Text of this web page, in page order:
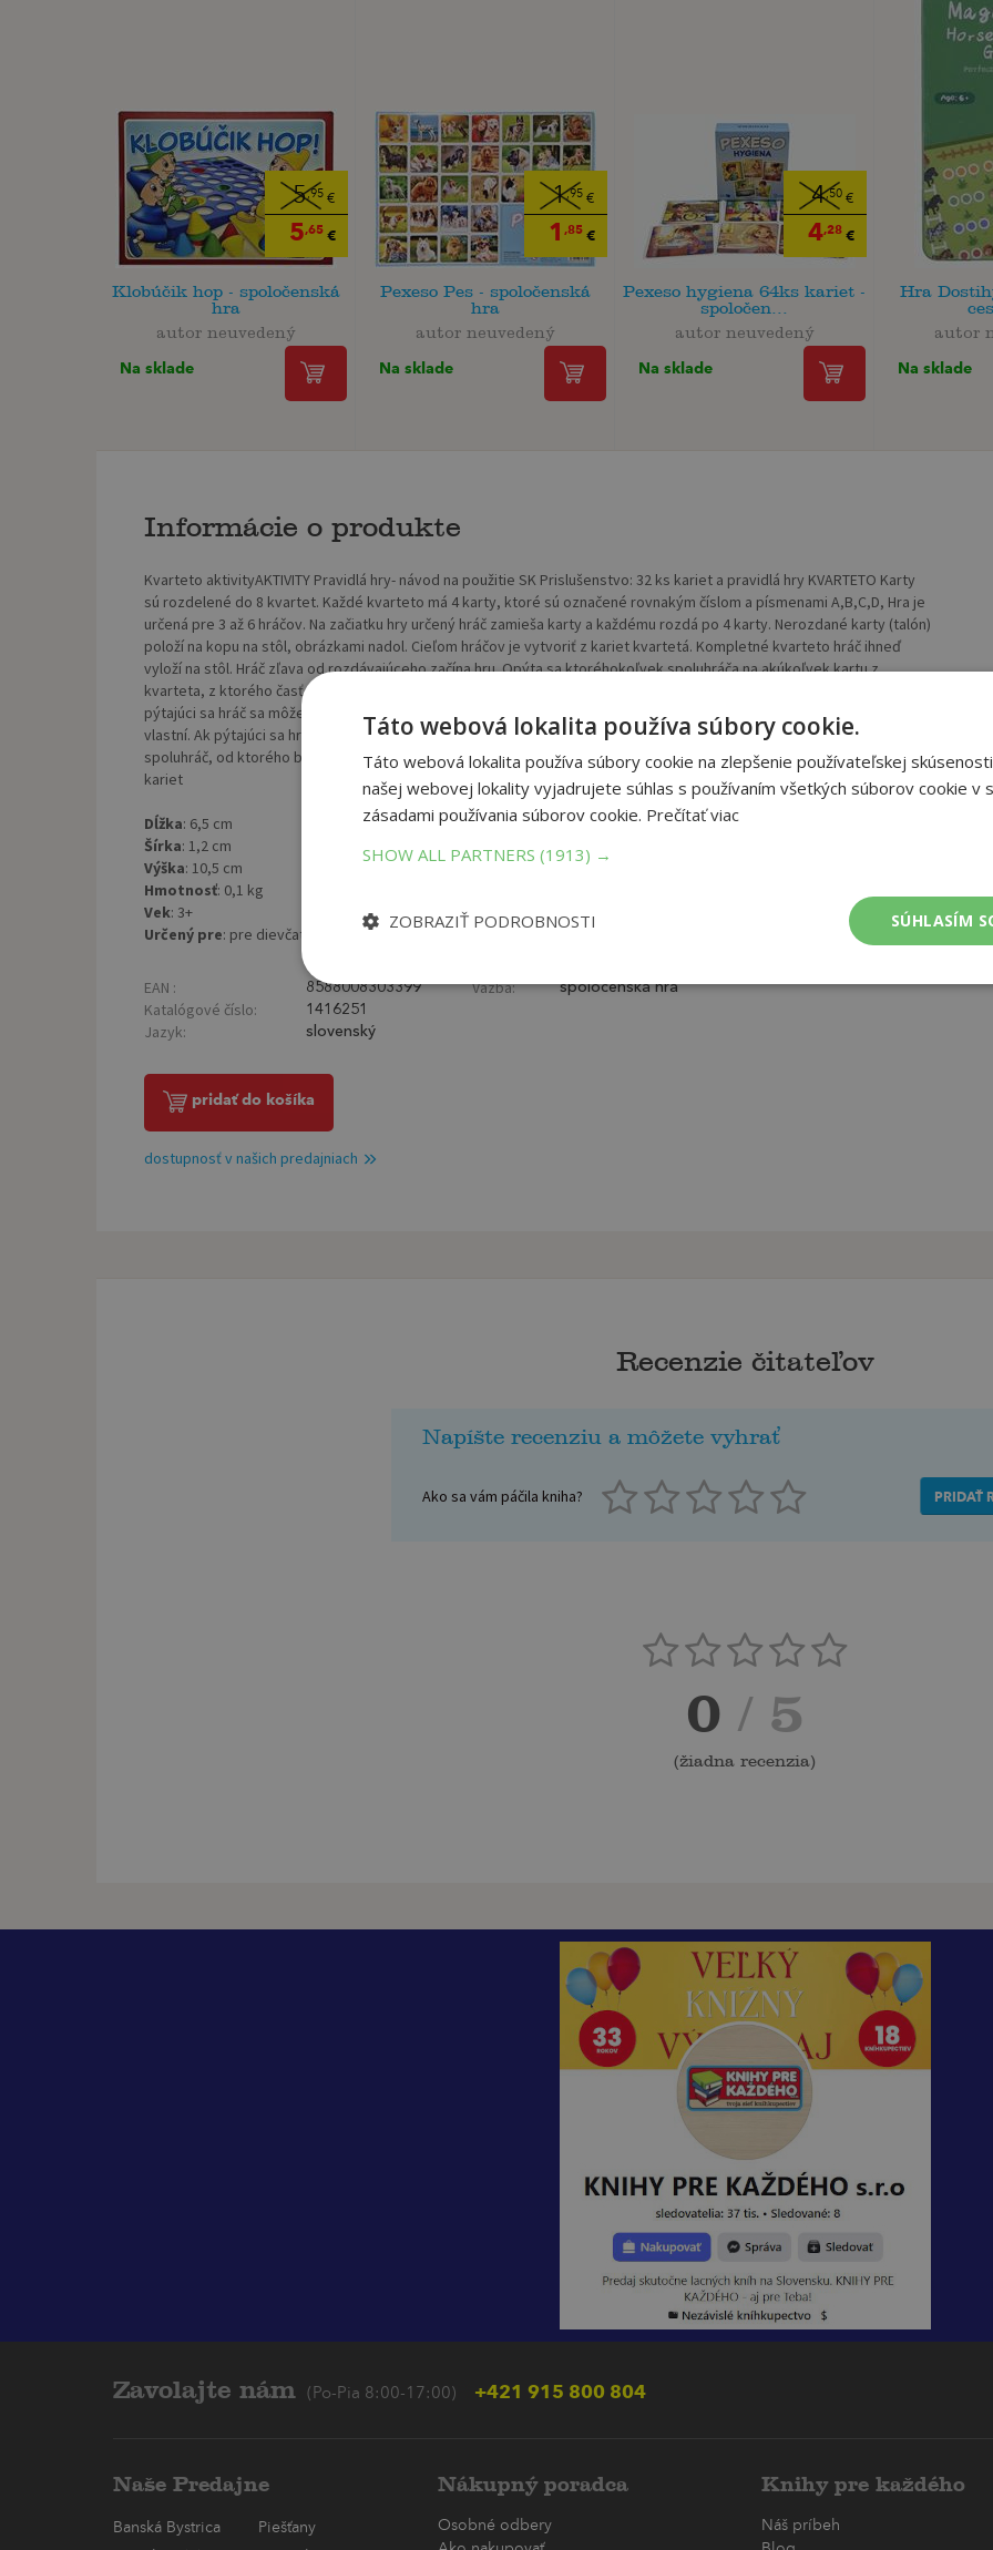
5,95 €
5,65 €
Klobúčik hop - spoločenská
hra
autor neuvedený
Na sklade
1,95 €
1 ,85 €
Pexeso Pes - spoločenská
hra
autor neuvedený
Na sklade
4,50 €
4,28 €
Pexeso hygiena 64ks kariet -
spoločen...
autor neuvedený
Na sklade
Hra
autor
Na sklade
Informácie o produkte
Kvarteto aktivityAKTIVITY Pravidlá hry- návod na použitie SK Prislušenstvo: 32 ks kariet a pravidlá hry KVARTETO Karty
sú rozdelené do 8 kvartet. Každé kvarteto má 4 karty, ktoré sú označené rovnakým číslom a písmenami A,B,C,D, Hra je
určená pre 3 až 6 hráčov. Na začiatku hry určený hráč zamieša karty a každému rozdá po 4 karty. Nerozdané karty (talón)
položí na kopu na stôl, obrázkami nadol. Cieľom hráčov je vytvoriť z kariet kvartetá. Kompletné kvarteto hráč ihneď
vyloží na stôl. Hráč zľava od rozdávajúceho začína hru. Opýta sa ktoréhokoľvek spoluhráča na akúkoľvek kartu z
kvarteta, z ktorého časť už vlastní. Ak túto kartu oslovený spoluhráč má, musí ju pýtajúcemu sa hráčovi odovzdať a
pýtajúci sa hráč sa môže znovu opýtať ktoréhokoľvek spoluhráča na akúkoľvek kartu z kvarteta, z ktorého časť už
vlastní. Ak pýtajúci sa hráč kartu neuhádol, vezme si jednu vrchnú kartu z talóna a v hre pokračuje rovnakým spôsobom
spoluhráč, od ktorého bola neuhádnutá karta pýtaná. Vyhrá hráč, ktorý má na konci hry najviac kvartet. 32 ilustrovaných
kariet
Dĺžka: 6,5 cm
Šírka: 1,2 cm
Výška: 10,5 cm
Hmotnosť: 0,1 kg
Vek: 3+
Určený pre: pre dievčatá aj chlapcov
EAN : 8588008303399
Katalógové číslo: 1416251
Jazyk: slovenský
Väzba: spoločenská hra
pridať do košíka
dostupnosť v našich predajniach
Recenzie čitateľov
Napíšte recenziu a môžete vyhrať
Ako sa vám páčila kniha? PRIDAŤ
0 / 5
(žiadna recenzia)
Zavolajte nám (Po-Pia 8:00-17:00) +421 915 800 804
Naše Predajne
Banská Bystrica
Piešťany
Nákupný poradca
Osobné odbery
Knihy pre každého
Náš príbeh
Táto webová lokalita používa súbory cookie.
Táto webová lokalita používa súbory cookie na zlepšenie používateľskej
našej webovej lokality vyjadrujete súhlas s používaním všetkých súborov cookie v
zásadami používania súborov cookie. Prečítať viac
SHOW ALL PARTNERS (1913) →
SÚHLASÍM
ZOBRAZIŤ PODROBNOSTI